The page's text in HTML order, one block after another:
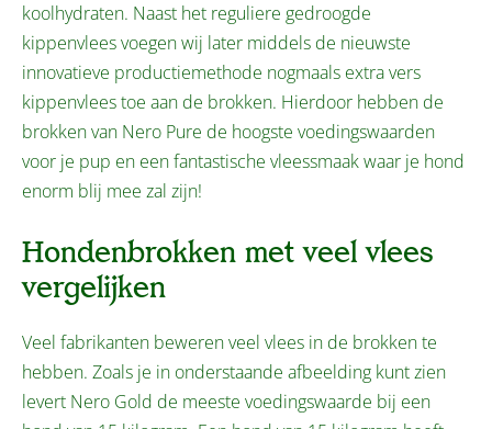
koolhydraten. Naast het reguliere gedroogde
kippenvlees voegen wij later middels de nieuwste
innovatieve productiemethode nogmaals extra vers
kippenvlees toe aan de brokken. Hierdoor hebben de
brokken van Nero Pure de hoogste voedingswaarden
voor je pup en een fantastische vleessmaak waar je hond
enorm blij mee zal zijn!
Hondenbrokken met veel vlees
vergelijken
Veel fabrikanten beweren veel vlees in de brokken te
hebben. Zoals je in onderstaande afbeelding kunt zien
levert Nero Gold de meeste voedingswaarde bij een